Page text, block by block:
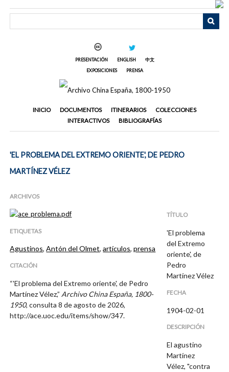
PRESENTACIÓN ENGLISH
中文
EXPOSICIONES
PRENSA
INICIO DOCUMENTOS ITINERARIOS
COLECCIONES
INTERACTIVOS
BIBLIOGRAFÍAS
'EL PROBLEMA DEL EXTREMO ORIENTE', DE PEDRO
MARTÍNEZ VÉLEZ
ARCHIVOS
ETIQUETAS
Agustinos,Antón del Olmet,artículos,prensa
CITACIÓN
“'El problema del Extremo oriente', de Pedro
Martínez Vélez,” Archivo China España, 1800-
1950, consulta 8 de agosto de 2026,
http://ace.uoc.edu/items/show/347.
TÍTULO
'El problema
del Extremo
oriente', de
Pedro
Martínez Vélez
FECHA
1904-02-01
DESCRIPCIÓN
El agustino
Martínez
Vélez, "contra